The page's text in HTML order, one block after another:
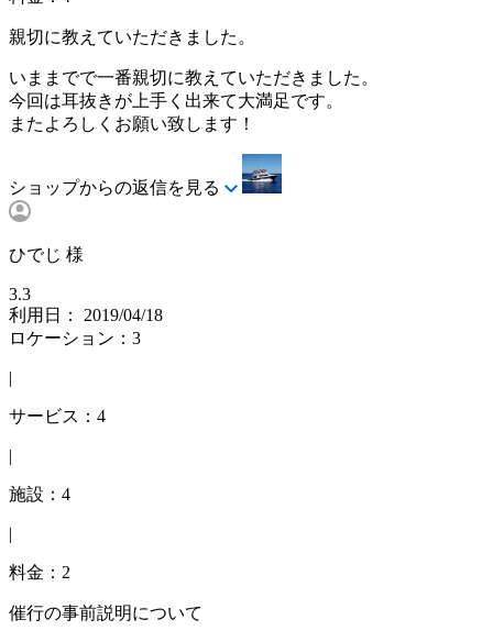
親切に教えていただきました。
いままでで一番親切に教えていただきました。
今回は耳抜きが上手く出来て大満足です。
またよろしくお願い致します！
ショップからの返信を見る
ひでじ 様
3.3
利用日： 2019/04/18
ロケーション：3
|
サービス：4
|
施設：4
|
料金：2
催行の事前説明について